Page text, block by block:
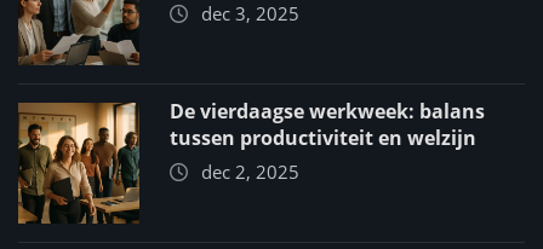
dec 3, 2025
De vierdaagse werkweek: balans
tussen productiviteit en welzijn
dec 2, 2025